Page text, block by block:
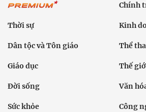
Chính
Thời sự Kinh
Dân tộc và Tôn giáo Thể
Giáo dục Thế
Đời sống Văn
Sức khỏe Công